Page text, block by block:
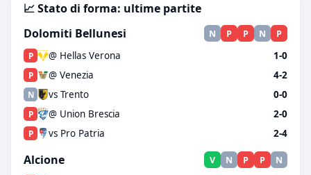
📈 Stato di forma: ultime partite
Dolomiti Bellunesi
N P P N P
P @ Hellas Verona 1-0
P @ Venezia 4-2
N vs Trento 0-0
P @ Union Brescia 2-0
P vs Pro Patria 2-4
Alcione V N P P N